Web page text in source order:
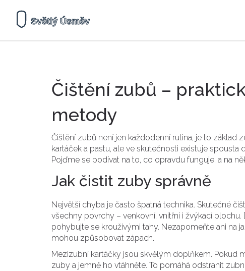
Čištění zubů –
metody
Čištění zubů není jen každodenní rutina, je to základ
kartáček a pastu, ale ve skutečnosti existuje
Pojďme se podívat na to, co opravdu funguje, a na
Jak čistit zuby správně
Největší chyba je často špatná technika. Skutečné
všechny povrchy – venkovní, vnitřní i žvýkací plochu.
pohybujte se krouživými tahy. Nezapomeňte ani na
mohou způsobovat zápach.
Mezizubní kartáčky jsou skvělým doplňkem. Pokud
zuby a jemně ho vtáhněte. To pomáhá odstranit